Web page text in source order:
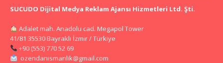
SUCUDO Dijital Medya Reklam Ajansı Hizmetleri Ltd. Şti.
Adalet mah. Anadolu cad. Megapol Tower
41/81 35530 Bayraklı İzmir / Türkiye
+90 (553) 770 52 69
ozendanismanlik@gmail.com